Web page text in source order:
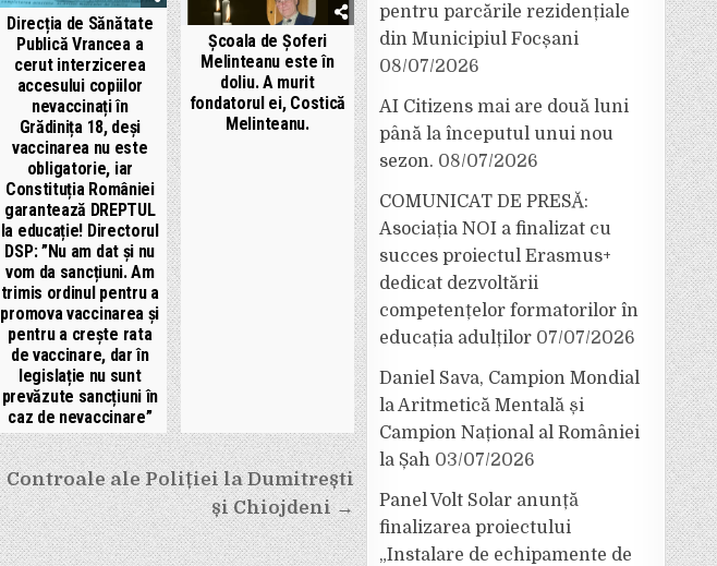
Direcția de Sănătate
Publică Vrancea a
cerut interzicerea
accesului copiilor
nevaccinați în
Grădinița 18, deși
vaccinarea nu este
obligatorie, iar
Constituția României
garantează DREPTUL
la educație! Directorul
DSP: ”Nu am dat și nu
vom da sancțiuni. Am
trimis ordinul pentru a
promova vaccinarea și
pentru a crește rata
de vaccinare, dar în
legislație nu sunt
prevăzute sancțiuni în
caz de nevaccinare”
Școala de Șoferi
Melinteanu este în
doliu. A murit
fondatorul ei, Costică
Melinteanu.
Controale ale Poliției la Dumitrești
și Chiojdeni →
pentru parcările rezidențiale
din Municipiul Focșani
08/07/2026
AI Citizens mai are două luni
până la începutul unui nou
sezon. 08/07/2026
COMUNICAT DE PRESĂ:
Asociația NOI a finalizat cu
succes proiectul Erasmus+
dedicat dezvoltării
competențelor formatorilor în
educația adulților 07/07/2026
Daniel Sava, Campion Mondial
la Aritmetică Mentală și
Campion Național al României
la Șah 03/07/2026
Panel Volt Solar anunță
finalizarea proiectului
„Instalare de echipamente de